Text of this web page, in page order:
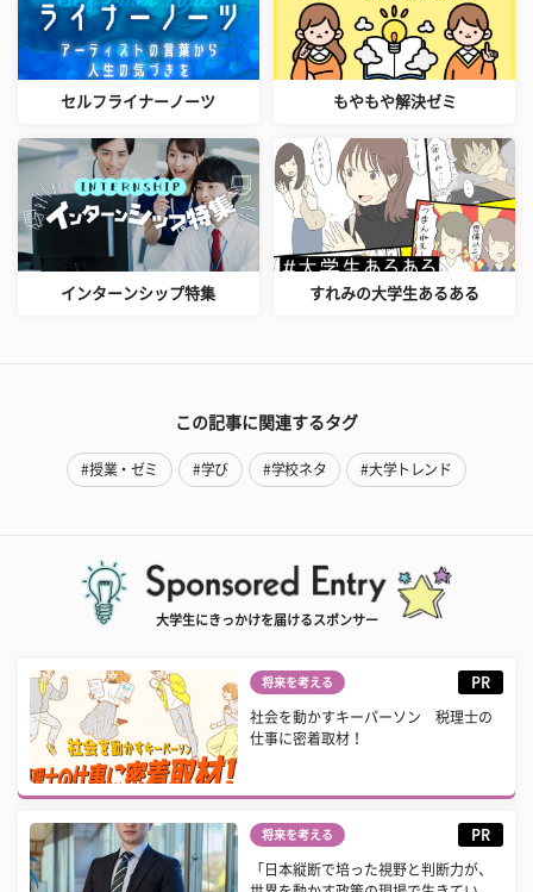
セルフライナーノーツ もやもや解決ゼミ
インターンシップ特集 すれみの大学生あるある
この記事に関連するタグ
#授業・ゼミ #学び #学校ネタ #大学トレンド
大学生にきっかけを届けるスポンサー
将来を考える PR
社会を動かすキーパーソン 税理士の
仕事に密着取材！
将来を考える PR
「日本縦断で培った視野と判断力が、